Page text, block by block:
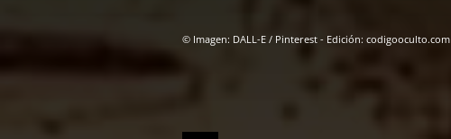
© Imagen: DALL-E / Pinterest - Edición: codigooculto.com